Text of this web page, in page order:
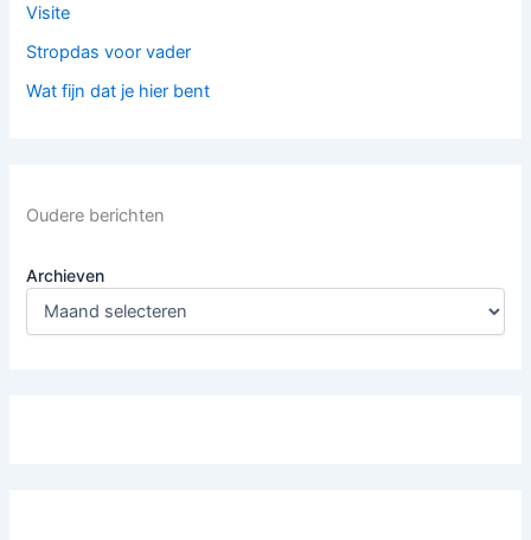
Visite
Stropdas voor vader
Wat fijn dat je hier bent
Oudere berichten
Archieven